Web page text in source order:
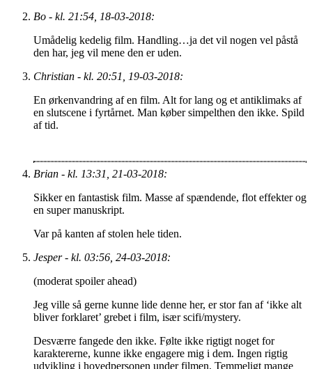
Bo - kl. 21:54, 18-03-2018:
Umådelig kedelig film. Handling…ja det vil nogen vel påstå
den har, jeg vil mene den er uden.
Christian - kl. 20:51, 19-03-2018:
En ørkenvandring af en film. Alt for lang og et antiklimaks af
en slutscene i fyrtårnet. Man køber simpelthen den ikke. Spild
af tid.
Brian - kl. 13:31, 21-03-2018:
Sikker en fantastisk film. Masse af spændende, flot effekter og
en super manuskript.
Var på kanten af stolen hele tiden.
Jesper - kl. 03:56, 24-03-2018:
(moderat spoiler ahead)
Jeg ville så gerne kunne lide denne her, er stor fan af ‘ikke alt
bliver forklaret’ grebet i film, især scifi/mystery.
Desværre fangede den ikke. Følte ikke rigtigt noget for
karaktererne, kunne ikke engagere mig i dem. Ingen rigtig
udvikling i hovedpersonen under filmen. Temmeligt mange